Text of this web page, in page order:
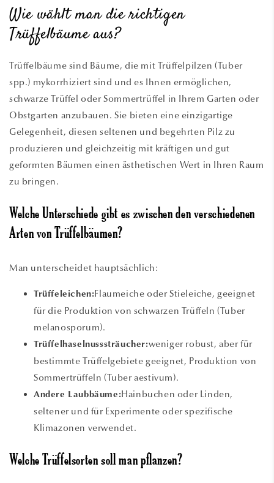
Wie wählt man die richtigen
Trüffelbäume aus?
Trüffelbäume sind Bäume, die mit Trüffelpilzen (Tuber
spp.) mykorrhiziert sind und es Ihnen ermöglichen,
schwarze Trüffel oder Sommertrüffel in Ihrem Garten oder
Obstgarten anzubauen. Sie bieten eine einzigartige
Gelegenheit, diesen seltenen und begehrten Pilz zu
produzieren und gleichzeitig mit kräftigen und gut
geformten Bäumen einen ästhetischen Wert in Ihren Raum
zu bringen.
Welche Unterschiede gibt es zwischen den verschiedenen
Arten von Trüffelbäumen?
Man unterscheidet hauptsächlich:
Trüffeleichen:Flaumeiche oder Stieleiche, geeignet
für die Produktion von schwarzen Trüffeln (Tuber
melanosporum).
Trüffelhaselnusssträucher:weniger robust, aber für
bestimmte Trüffelgebiete geeignet, Produktion von
Sommertrüffeln (Tuber aestivum).
Andere Laubbäume:Hainbuchen oder Linden,
seltener und für Experimente oder spezifische
Klimazonen verwendet.
Welche Trüffelsorten soll man pflanzen?